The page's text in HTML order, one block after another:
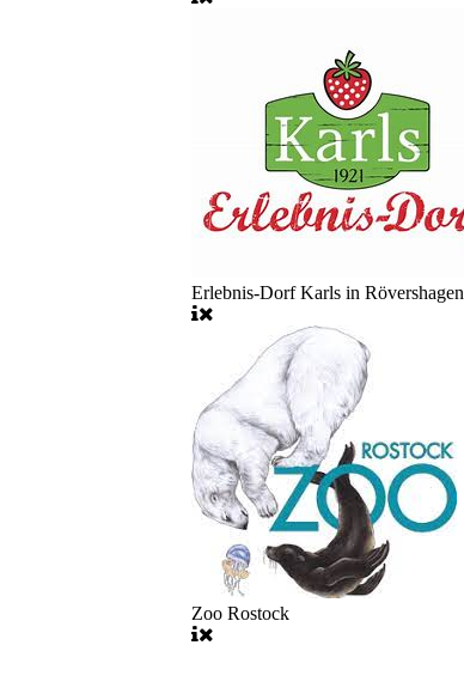
Erlebnis-Dorf Karls in Rövershagen
Zoo Rostock